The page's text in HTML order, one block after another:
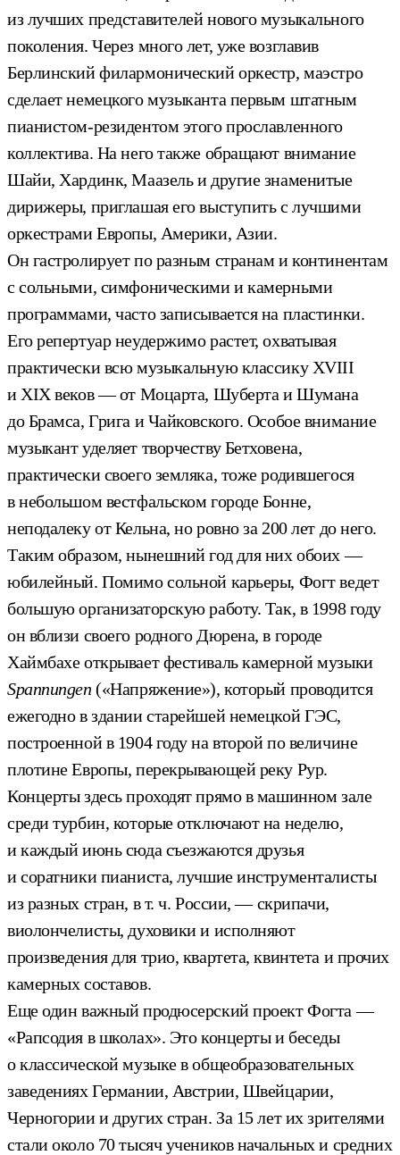
из лучших представителей нового музыкального
поколения. Через много лет, уже возглавив
Берлинский филармонический оркестр, маэстро
сделает немецкого музыканта первым штатным
пианистом-резидентом этого прославленного
коллектива. На него также обращают внимание
Шайи, Хардинк, Маазель и другие знаменитые
дирижеры, приглашая его выступить с лучшими
оркестрами Европы, Америки, Азии.
Он гастролирует по разным странам и континентам
с сольными, симфоническими и камерными
программами, часто записывается на пластинки.
Его репертуар неудержимо растет, охватывая
практически всю музыкальную классику XVIII
и XIX веков — от Моцарта, Шуберта и Шумана
до Брамса, Грига и Чайковского. Особое внимание
музыкант уделяет творчеству Бетховена,
практически своего земляка, тоже родившегося
в небольшом вестфальском городе Бонне,
неподалеку от Кельна, но ровно за 200 лет до него.
Таким образом, нынешний год для них обоих —
юбилейный. Помимо сольной карьеры, Фогт ведет
большую организаторскую работу. Так, в 1998 году
он вблизи своего родного Дюрена, в городе
Хаймбахе открывает фестиваль камерной музыки
Spannungen («Напряжение»), который проводится
ежегодно в здании старейшей немецкой ГЭС,
построенной в 1904 году на второй по величине
плотине Европы, перекрывающей реку Рур.
Концерты здесь проходят прямо в машинном зале
среди турбин, которые отключают на неделю,
и каждый июнь сюда съезжаются друзья
и соратники пианиста, лучшие инструменталисты
из разных стран, в т. ч. России, — скрипачи,
виолончелисты, духовики и исполняют
произведения для трио, квартета, квинтета и прочих
камерных составов.
Еще один важный продюсерский проект Фогта —
«Рапсодия в школах». Это концерты и беседы
о классической музыке в общеобразовательных
заведениях Германии, Австрии, Швейцарии,
Черногории и других стран. За 15 лет их зрителями
стали около 70 тысяч учеников начальных и средних